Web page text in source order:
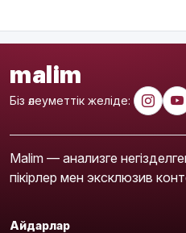
malim
Біз әлеуметтік желіде:
Malim — анализге
пікірлер мен эксклюзив
Айдарлар